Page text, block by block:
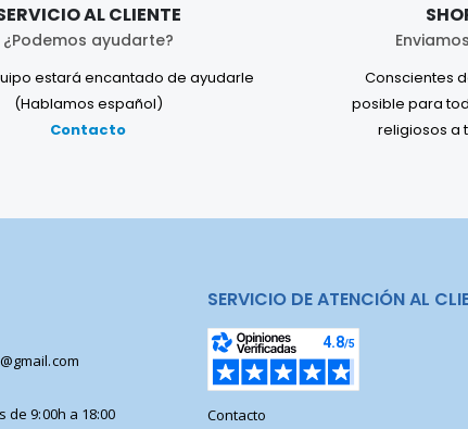
AL CLIENTE
¿Podemos ayudarte?
estará encantado de ayudarle
(Hablamos español)
Contacto
Conscientes
posible para
religiosos a
de 9:00h a 18:00
SERVICIO DE ATENCIÓN AL
Contacto